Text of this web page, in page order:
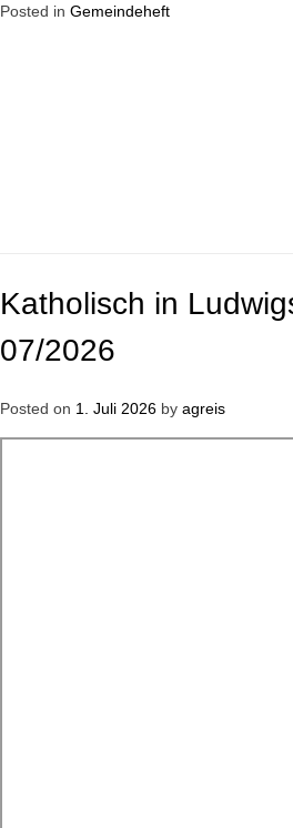
Posted in Gemeindeheft
Katholisch in
07/2026
Posted on 1. Juli 2026by agreis